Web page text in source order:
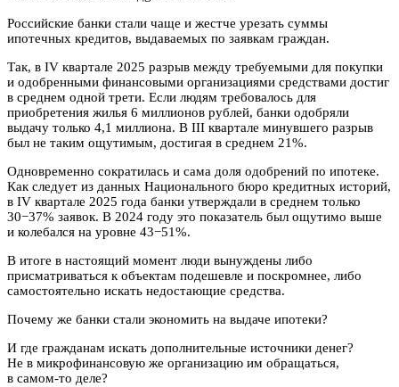
Российские банки стали чаще и жестче урезать суммы
ипотечных кредитов, выдаваемых по заявкам граждан.
Так, в IV квартале 2025 разрыв между требуемыми для покупки
и одобренными финансовыми организациями средствами достиг
в среднем одной трети. Если людям требовалось для
приобретения жилья 6 миллионов рублей, банки одобряли
выдачу только 4,1 миллиона. В III квартале минувшего разрыв
был не таким ощутимым, достигая в среднем 21%.
Одновременно сократилась и сама доля одобрений по ипотеке.
Как следует из данных Национального бюро кредитных историй,
в IV квартале 2025 года банки утверждали в среднем только
30−37% заявок. В 2024 году это показатель был ощутимо выше
и колебался на уровне 43−51%.
В итоге в настоящий момент люди вынуждены либо
присматриваться к объектам подешевле и поскромнее, либо
самостоятельно искать недостающие средства.
Почему же банки стали экономить на выдаче ипотеки?
И где гражданам искать дополнительные источники денег?
Не в микрофинансовую же организацию им обращаться,
в самом-то деле?